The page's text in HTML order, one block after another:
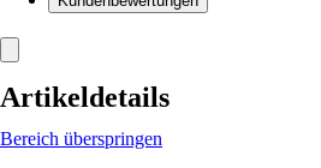
Artikeldetails
Bereich überspringen